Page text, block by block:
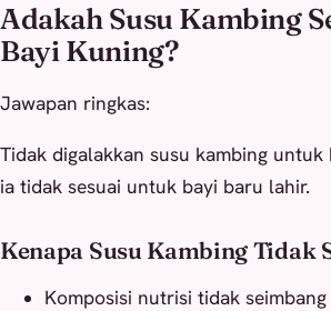
Adakah Susu Kambing
Bayi Kuning?
Jawapan ringkas:
Tidak digalakkan susu kambing
ia tidak sesuai untuk bayi baru lahir.
Kenapa Susu Kambing Tidak
Komposisi nutrisi tidak